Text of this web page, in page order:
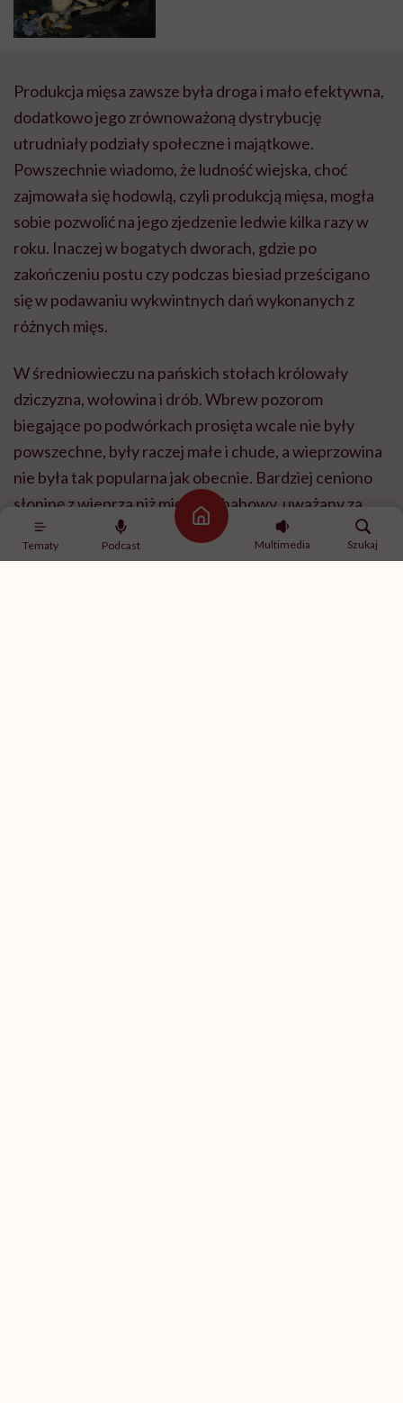
Tematy Podcast
Strona główna
Multimedia
Szukaj
Produkcja mięsa zawsze była droga i mało efektywna,
dodatkowo jego zrównoważoną dystrybucję
utrudniały podziały społeczne i majątkowe.
Powszechnie wiadomo, że ludność wiejska, choć
zajmowała się hodowlą, czyli produkcją mięsa, mogła
sobie pozwolić na jego zjedzenie ledwie kilka razy w
roku. Inaczej w bogatych dworach, gdzie po
zakończeniu postu czy podczas biesiad prześcigano
się w podawaniu wykwintnych dań wykonanych z
różnych mięs.
W średniowieczu na pańskich stołach królowały
dziczyzna, wołowina i drób. Wbrew pozorom
biegające po podwórkach prosięta wcale nie były
powszechne, były raczej małe i chude, a wieprzowina
nie była tak popularna jak obecnie. Bardziej ceniono
słoninę z wieprza niż mięso. Schabowy, uważany za
tradycyjne polskie danie, to wynalazek PRL-u.
Dopiero w książkach kucharskich z drugiej połowy XX